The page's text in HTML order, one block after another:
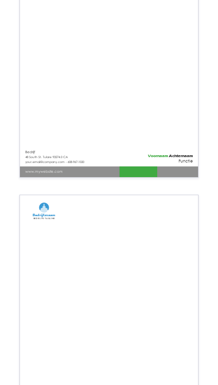
www.mywebsite.com
Functie
Voornaam Achternaam
your.email@company.com - 608-967-1020
Bedrijf
48 South St. Tulare 93274.0 CA
Bedrijfsnaam
Bedrijfs tagline